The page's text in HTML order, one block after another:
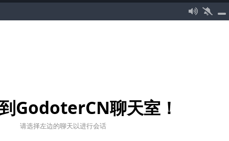
GodoterCN聊天室！
请选择左边的聊天以进行会话